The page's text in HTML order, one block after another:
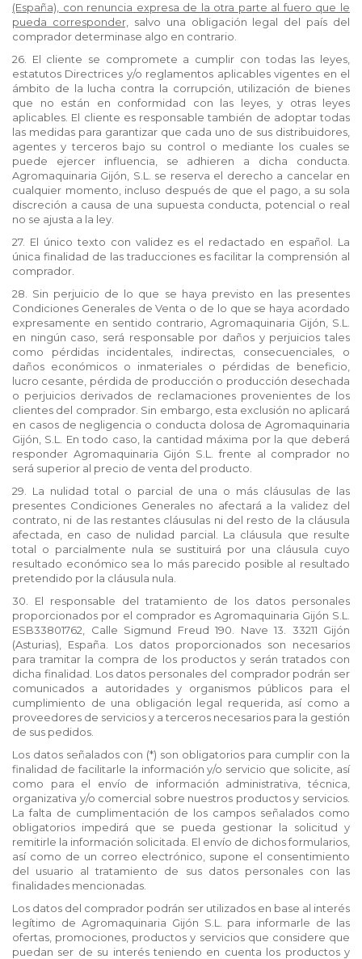
(España), con renuncia expresa de la otra parte al fuero que le
pueda corresponder,
salvo una obligación legal del país del
comprador determinase algo en contrario.
26. El cliente se compromete a cumplir con todas las leyes,
estatutos Directrices y/o reglamentos aplicables vigentes en el
ámbito de la lucha contra la corrupción, utilización de bienes
que no están en conformidad con las leyes, y otras leyes
aplicables. El cliente es responsable también de adoptar todas
las medidas para garantizar que cada uno de sus distribuidores,
agentes y terceros bajo su control o mediante los cuales se
puede ejercer influencia, se adhieren a dicha conducta.
Agromaquinaria Gijón, S.L. se reserva el derecho a cancelar en
cualquier momento, incluso después de que el pago, a su sola
discreción a causa de una supuesta conducta, potencial o real
no se ajusta a la ley.
27. El único texto con validez es el redactado en español. La
única finalidad de las traducciones es facilitar la comprensión al
comprador.
28. Sin perjuicio de lo que se haya previsto en las presentes
Condiciones Generales de Venta o de lo que se haya acordado
expresamente en sentido contrario, Agromaquinaria Gijón, S.L.
en ningún caso, será responsable por daños y perjuicios tales
como pérdidas incidentales, indirectas, consecuenciales, o
daños económicos o inmateriales o pérdidas de beneficio,
lucro cesante, pérdida de producción o producción desechada
o perjuicios derivados de reclamaciones provenientes de los
clientes del comprador. Sin embargo, esta exclusión no aplicará
en casos de negligencia o conducta dolosa de Agromaquinaria
Gijón, S.L. En todo caso, la cantidad máxima por la que deberá
responder Agromaquinaria Gijón S.L. frente al comprador no
será superior al precio de venta del producto.
29. La nulidad total o parcial de una o más cláusulas de las
presentes Condiciones Generales no afectará a la validez del
contrato, ni de las restantes cláusulas ni del resto de la cláusula
afectada, en caso de nulidad parcial. La cláusula que resulte
total o parcialmente nula se sustituirá por una cláusula cuyo
resultado económico sea lo más parecido posible al resultado
pretendido por la cláusula nula.
30. El responsable del tratamiento de los datos personales
proporcionados por el comprador es Agromaquinaria Gijón S.L.
ESB33801762, Calle Sigmund Freud 190. Nave 13. 33211 Gijón
(Asturias), España. Los datos proporcionados son necesarios
para tramitar la compra de los productos y serán tratados con
dicha finalidad. Los datos personales del comprador podrán ser
comunicados a autoridades y organismos públicos para el
cumplimiento de una obligación legal requerida, así como a
proveedores de servicios y a terceros necesarios para la gestión
de sus pedidos.
Los datos señalados con (*) son obligatorios para cumplir con la
finalidad de facilitarle la información y/o servicio que solicite, así
como para el envío de información administrativa, técnica,
organizativa y/o comercial sobre nuestros productos y servicios.
La falta de cumplimentación de los campos señalados como
obligatorios impedirá que se pueda gestionar la solicitud y
remitirle la información solicitada. El envío de dichos formularios,
así como de un correo electrónico, supone el consentimiento
del usuario al tratamiento de sus datos personales con las
finalidades mencionadas.
Los datos del comprador podrán ser utilizados en base al interés
legítimo de Agromaquinaria Gijón S.L. para informarle de las
ofertas, promociones, productos y servicios que considere que
puedan ser de su interés teniendo en cuenta los productos y